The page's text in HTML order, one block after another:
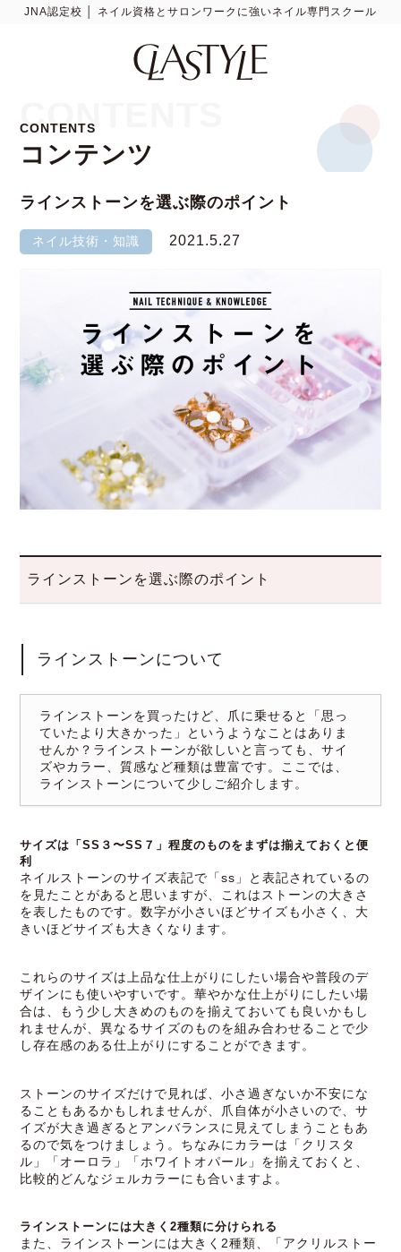
JNA認定校 │ ネイル資格とサロンワークに強いネイル専門スクール
CONTENTS
コンテンツ
CONTENTS
ラインストーンを選ぶ際のポイント
ネイル技術・知識 2021.5.27
ラインストーンを選ぶ際のポイント
ラインストーンについて
ラインストーンを買ったけど、爪に乗せると「思っ
ていたより大きかった」というようなことはありま
せんか？ラインストーンが欲しいと言っても、サイ
ズやカラー、質感など種類は豊富です。ここでは、
ラインストーンについて少しご紹介します。
サイズは「SS３〜SS７」程度のものをまずは揃えておくと便
利
ネイルストーンのサイズ表記で「ss」と表記されているの
を見たことがあると思いますが、これはストーンの大きさ
を表したものです。数字が小さいほどサイズも小さく、大
きいほどサイズも大きくなります。
これらのサイズは上品な仕上がりにしたい場合や普段のデ
ザインにも使いやすいです。華やかな仕上がりにしたい場
合は、もう少し大きめのものを揃えておいても良いかもし
れませんが、異なるサイズのものを組み合わせることで少
し存在感のある仕上がりにすることができます。
ストーンのサイズだけで見れば、小さ過ぎないか不安にな
ることもあるかもしれませんが、爪自体が小さいので、サ
イズが大き過ぎるとアンバランスに見えてしまうこともあ
るので気をつけましょう。ちなみにカラーは「クリスタ
ル」「オーロラ」「ホワイトオパール」を揃えておくと、
比較的どんなジェルカラーにも合いますよ。
ラインストーンには大きく2種類に分けられる
また、ラインストーンには大きく2種類、「アクリルストー